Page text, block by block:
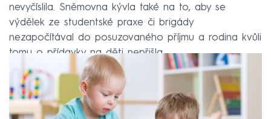
nevyčíslila. Sněmovna kývla také na to, aby se
výdělek ze studentské praxe či brigády
nezapočítával do posuzovaného příjmu a rodina kvůli
tomu o přídavky na děti nepřišla.